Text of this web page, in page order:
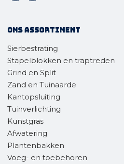
Ons assortiment
Sierbestrating
Stapelblokken en traptreden
Grind en Split
Zand en Tuinaarde
Kantopsluiting
Tuinverlichting
Kunstgras
Afwatering
Plantenbakken
Voeg- en toebehoren